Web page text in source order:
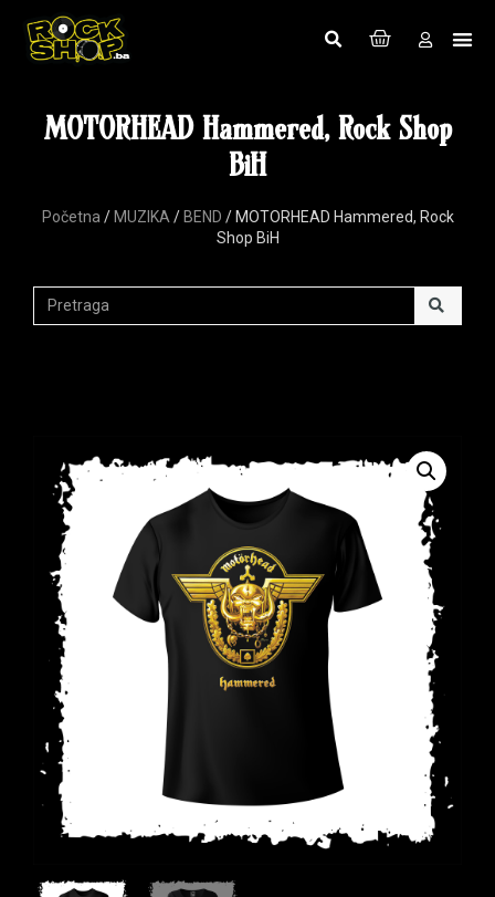
MOTORHEAD Hammered, Rock Shop
BiH
Početna / MUZIKA / BEND / MOTORHEAD Hammered, Rock
Shop BiH